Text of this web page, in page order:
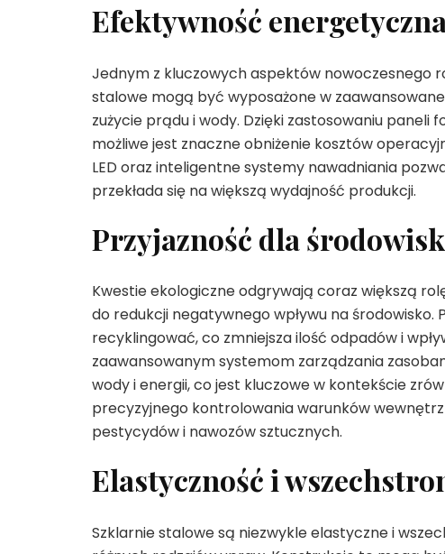
Efektywność
Jednym z kluczowych aspektów nowoczesnego
stalowe mogą być wyposażone w
zużycie prądu i wody. Dzięki zastosowaniu
możliwe jest znaczne obniżenie kosztów
LED oraz inteligentne systemy nawadniania
przekłada się na większą wydajność produkcji.
Przyjazność dla
Kwestie ekologiczne odgrywają coraz większą
do redukcji negatywnego wpływu na środowisko.
recyklingować, co zmniejsza ilość odpadów i
zaawansowanym systemom zarządzania
wody i energii, co jest kluczowe w kontekście
precyzyjnego kontrolowania warunków
pestycydów i nawozów sztucznych.
Elastyczność i
Szklarnie stalowe są niezwykle elastyczne i